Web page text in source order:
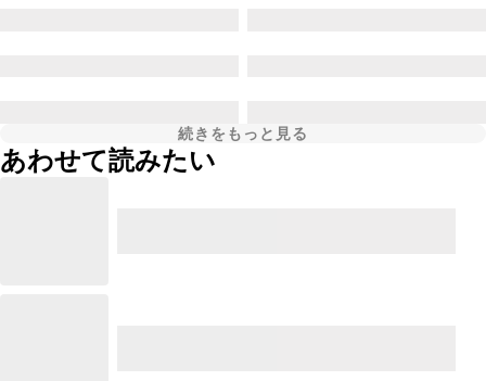
続きをもっと見る
あわせて読みたい